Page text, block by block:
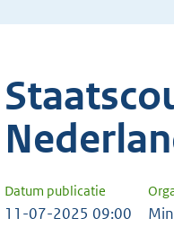
Datum publicatie
11-07-2025 09:00